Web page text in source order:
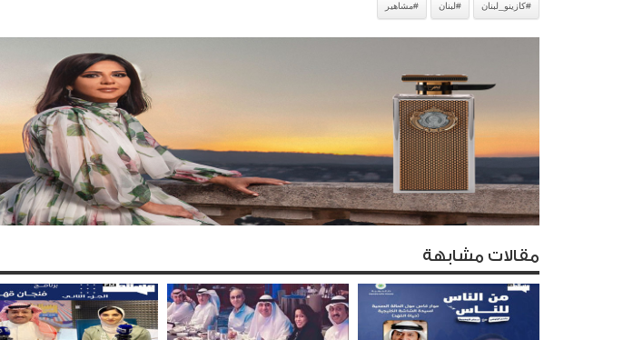
#كازينو_لبنان #لبنان #مشاهير
مقالات مشابهة